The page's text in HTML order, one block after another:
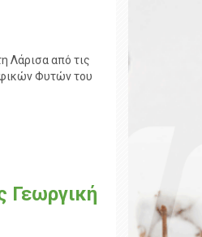
Λάρισα από τις
Φυτών του
Γεωργική